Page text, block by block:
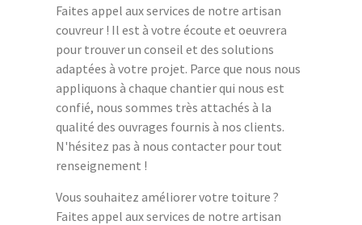
Faites appel aux services de notre artisan
couvreur ! Il est à votre écoute et oeuvrera
pour trouver un conseil et des solutions
adaptées à votre projet. Parce que nous nous
appliquons à chaque chantier qui nous est
confié, nous sommes très attachés à la
qualité des ouvrages fournis à nos clients.
N'hésitez pas à nous contacter pour tout
renseignement !
Vous souhaitez améliorer votre toiture ?
Faites appel aux services de notre artisan